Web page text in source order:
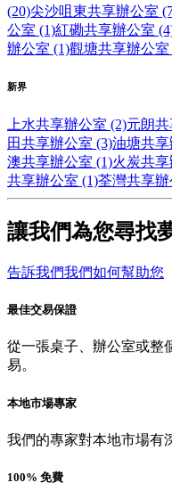
(20)尖沙咀東共享辦公室
公室 (1)紅磡共享辦公室
辦公室 (1)觀塘共享辦公室
新界
上水共享辦公室 (2)元朗
田共享辦公室 (3)油塘共
澳共享辦公室 (1)火炭共
共享辦公室 (1)荃灣共享辦
讓我們為您尋找
告訴我們我們如何幫助您
最佳交易保證
從一張桌子、辦公室或整
易。
本地市場專家
我們的專家對本地市場有
100% 免費